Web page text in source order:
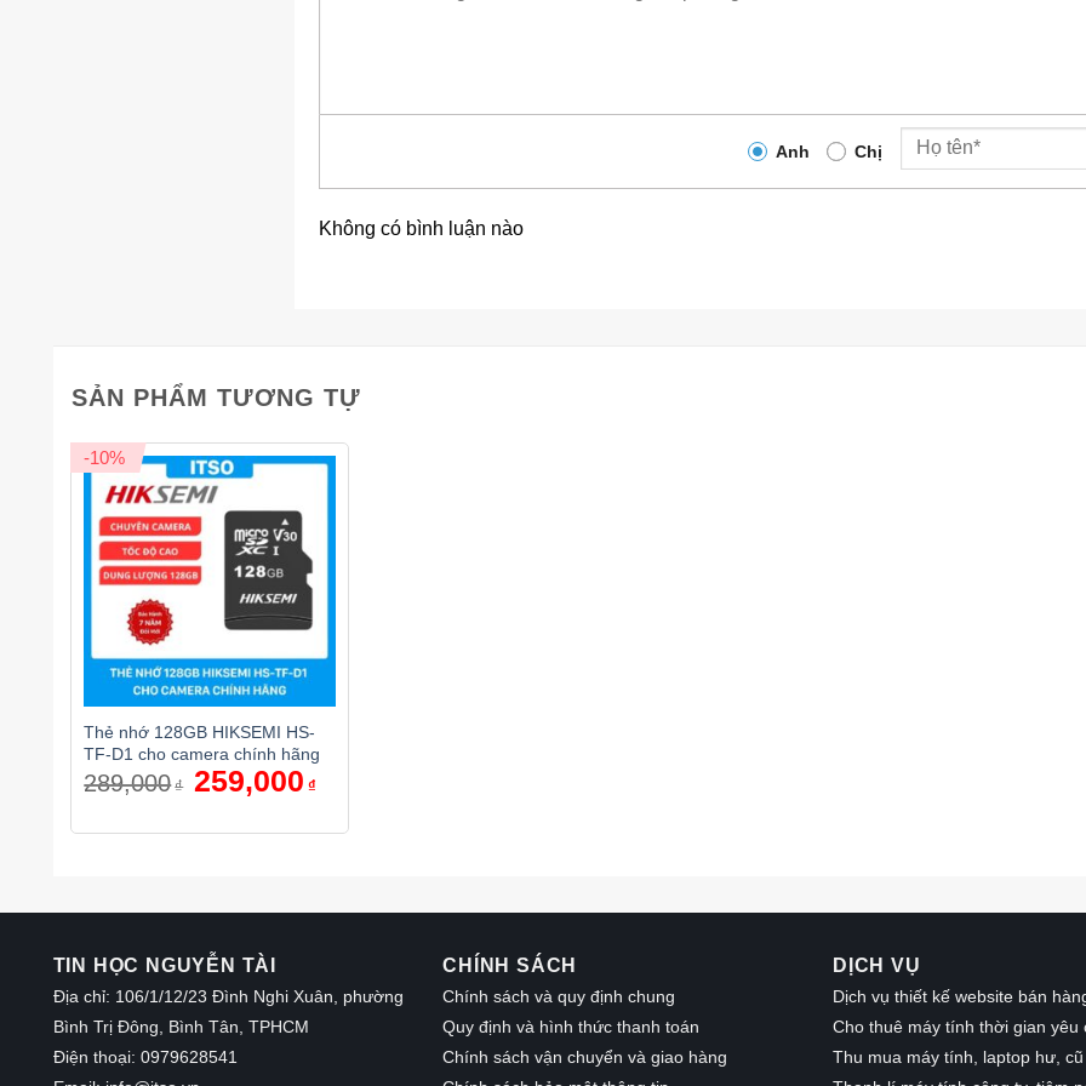
Anh Chị
Không có bình luận nào
SẢN PHẨM TƯƠNG TỰ
-10%
Thẻ nhớ 128GB HIKSEMI HS-
TF-D1 cho camera chính hãng
289,000 ₫
Giá
gốc
259,000 ₫hiện
TIN HỌC NGUYỄN TÀI
Địa chỉ: 106/1/12/23 Đình Nghi Xuân, phường
Bình Trị Đông, Bình Tân, TPHCM
Điện thoại: 0979628541
CHÍNH SÁCH
Chính sách và quy định chung
Quy định và hình thức thanh toán
Chính sách vận chuyển và giao hàng
DỊCH VỤ
Dịch vụ thiết kế website bán
Cho thuê máy tính thời gian yêu
Thu mua máy tính, laptop hư, cũ